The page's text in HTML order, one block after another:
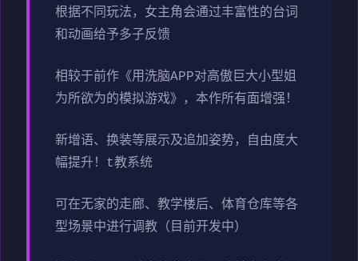
根据不同玩法，女主角会通过丰富性的台词
和动画给予多子反馈
相较于前作《用洗脑APP对高傲巨大小型姐
为所欲为的模拟游戏》，本作所有面增强！
新增语、换装等展示及追加姿势，自由度大
幅提升！t教系统
可在无家的走廊、教学楼后、体育仓库等各
型场景中进行调教（目前开发中）